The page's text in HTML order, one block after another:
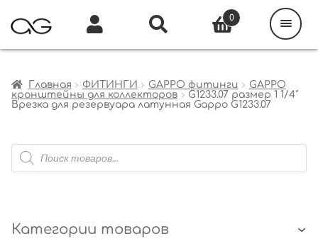
Главная ФИТИНГИ GAPPO фитинги
GAPPO
кронштейны для коллекторов
G1233.07 размер 1 1/4″
Врезка для резервуара латунная Gappo G1233.07
Поиск
товаров
Категории товаров
0